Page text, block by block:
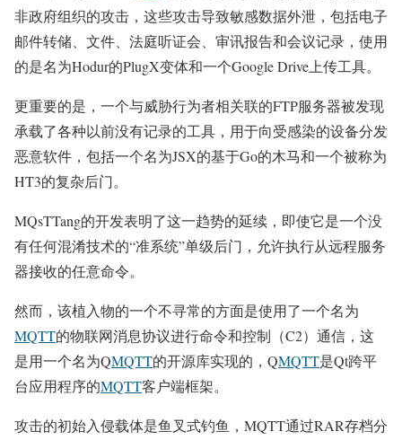
非政府组织的攻击，这些攻击导致敏感数据外泄，包括电子
邮件转储、文件、法庭听证会、审讯报告和会议记录，使用
的是名为Hodur的PlugX变体和一个Google Drive上传工具。
更重要的是，一个与威胁行为者相关联的FTP服务器被发现
承载了各种以前没有记录的工具，用于向受感染的设备分发
恶意软件，包括一个名为JSX的基于Go的木马和一个被称为
HT3的复杂后门。
MQsTTang的开发表明了这一趋势的延续，即使它是一个没
有任何混淆技术的“准系统”单级后门，允许执行从远程服务
器接收的任意命令。
然而，该植入物的一个不寻常的方面是使用了一个名为
MQTT的物联网消息协议进行命令和控制（C2）通信，这
是用一个名为QMQTT的开源库实现的，QMQTT是Qt跨平
台应用程序的MQTT客户端框架。
攻击的初始入侵载体是鱼叉式钓鱼，MQTT通过RAR存档分